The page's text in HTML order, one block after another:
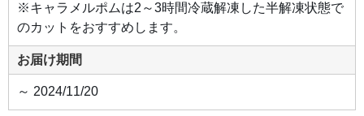
※キャラメルポムは2～3時間冷蔵解凍した半解凍状態で
のカットをおすすめします。
お届け期間
～ 2024/11/20